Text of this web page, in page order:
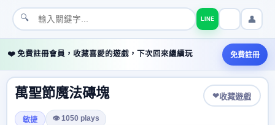
🔍 LINE 👤
❤️ 免費註冊會員，收藏喜愛的遊戲，下次回來繼續玩 免費註冊
萬聖節魔法磚塊 ❤收藏遊戲
敏捷 👁 1050 plays